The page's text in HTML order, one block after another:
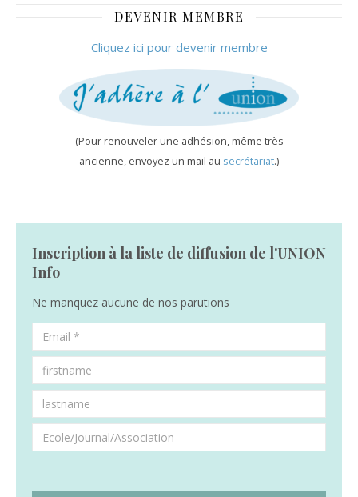
DEVENIR MEMBRE
Cliquez ici pour devenir membre
(Pour renouveler une adhésion, même très
ancienne, envoyez un mail au secrétariat.)
Inscription à la liste de diffusion de l'UNION
Info
Ne manquez aucune de nos parutions